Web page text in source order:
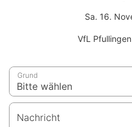
Sa. 16.
VfL
Grund
Nachricht